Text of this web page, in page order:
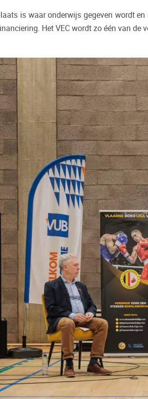
is waar onderwijs gegeven wordt
Het VEC wordt zo één van